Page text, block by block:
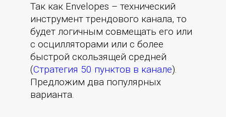
Так как Envelopes – технический
инструмент трендового канала, то
будет логичным совмещать его или
с осцилляторами или с более
быстрой скользящей средней
(Стратегия 50 пунктов в канале).
Предложим два популярных
варианта.